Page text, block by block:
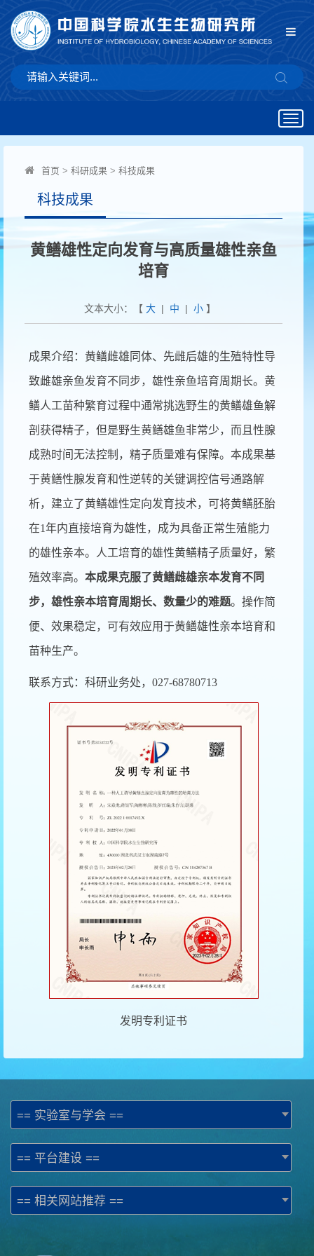
首页 > 科研成果 > 科技成果
科技成果
黄鳝雄性定向发育与高质量雄性亲鱼
培育
文本大小：【 大| 中 | 小】
成果介绍：黄鳝雌雄同体、先雌后雄的生殖特性导
致雌雄亲鱼发育不同步，雄性亲鱼培育周期长。黄
鳝人工苗种繁育过程中通常挑选野生的黄鳝雄鱼解
剖获得精子，但是野生黄鳝雄鱼非常少，而且性腺
成熟时间无法控制，精子质量难有保障。本成果基
于黄鳝性腺发育和性逆转的关键调控信号通路解
析，建立了黄鳝雄性定向发育技术，可将黄鳝胚胎
在1年内直接培育为雄性，成为具备正常生殖能力
的雄性亲本。人工培育的雄性黄鳝精子质量好，繁
殖效率高。 本成果克服了黄鳝雌雄亲本发育不同
步，雄性亲本培育周期长、数量少的难题。操作简
便、效果稳定，可有效应用于黄鳝雄性亲本培育和
苗种生产。
联系方式：科研业务处，027-68780713
发明专利证书
== 实验室与学会 ==
== 平台建设 ==
== 相关网站推荐 ==